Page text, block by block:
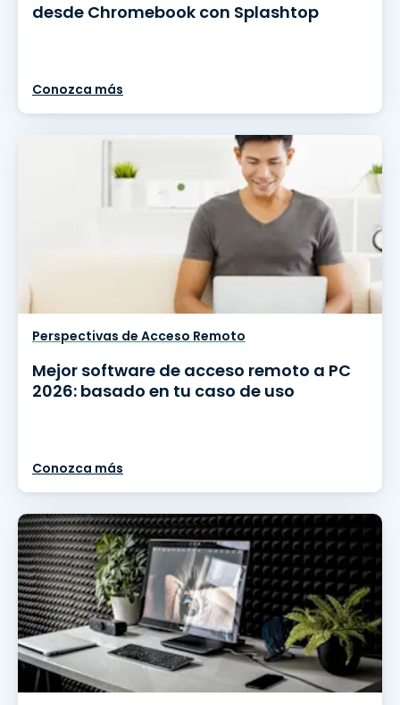
desde Chromebook con Splashtop
Conozca más
Perspectivas de Acceso Remoto
Mejor software de acceso remoto a PC
2026: basado en tu caso de uso
Conozca más